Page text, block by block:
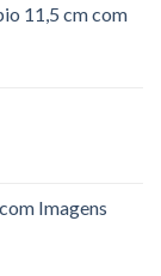
11,5 cm com
Imagens